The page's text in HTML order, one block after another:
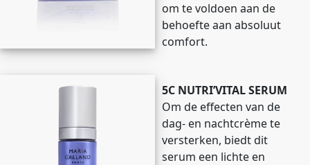
om te voldoen aan de
behoefte aan absoluut
comfort.
5C NUTRI’VITAL SERUM
Om de effecten van de
dag- en nachtcrème te
versterken, biedt dit
serum een lichte en